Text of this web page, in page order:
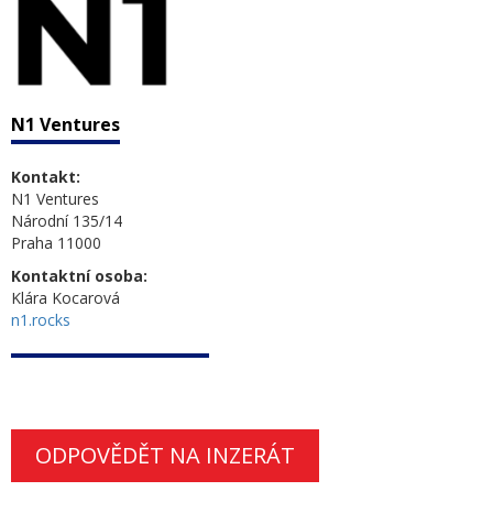
N1 Ventures
Kontakt:
N1 Ventures
Národní 135/14
Praha 11000
Kontaktní osoba:
Klára Kocarová
n1.rocks
ODPOVĚDĚT NA INZERÁT